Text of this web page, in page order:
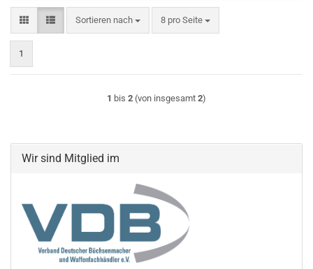
Sortieren nach
Sortieren nach 8 pro Seite
pro Seite
1
1 bis 2 (von insgesamt 2)
Wir sind Mitglied im